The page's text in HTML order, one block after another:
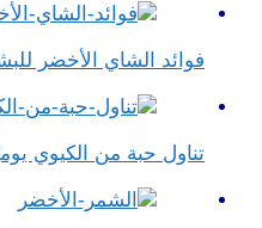
فوائد الشاي الأخضر
تناول حبة من الكيوي